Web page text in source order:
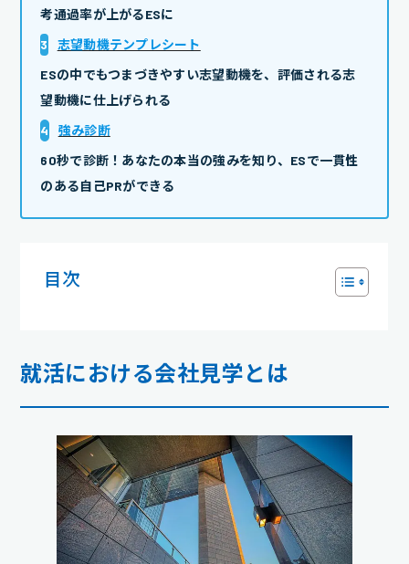
考通過率が上がるESに
3
志望動機テンプレシート
ESの中でもつまづきやすい志望動機を、評価される志
望動機に仕上げられる
4
強み診断
60秒で診断！あなたの本当の強みを知り、ESで一貫性
のある自己PRができる
目次
就活における会社見学とは